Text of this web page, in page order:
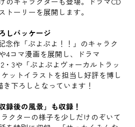
トーリーを展開します。
しパッケージ
念作「ぷよぷよ！！」のキャラク
4コマ漫画を展開し、ドラマ
・3や「ぷよぷよヴォーカルトラッ
ットイラストを担当し好評を博し
下ろしとなっています！
後の風景」も収録！
クターの様子を少しだけのぞいて